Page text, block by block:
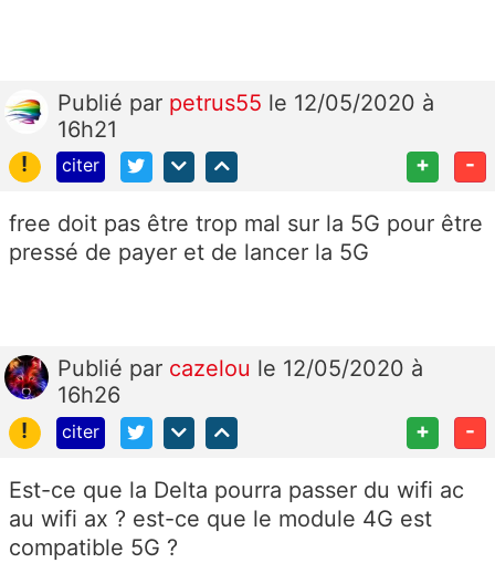
Publié par petrus55 le 12/05/2020 à
16h21
!
citer + -
free doit pas être trop mal sur la 5G pour être
pressé de payer et de lancer la 5G
Publié par cazelou le 12/05/2020 à
16h26
!
citer + -
Est-ce que la Delta pourra passer du wifi ac
au wifi ax ? est-ce que le module 4G est
compatible 5G ?